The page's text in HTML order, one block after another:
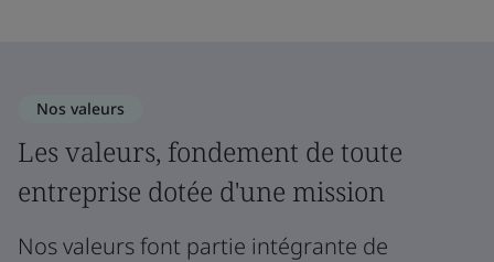
Nos valeurs
Les valeurs, fondement de toute
entreprise dotée d'une mission
Nos valeurs font partie intégrante de